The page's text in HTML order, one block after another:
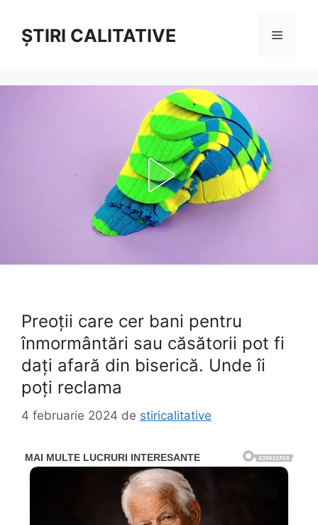
conținutȘTIRI CALITATIVE Meniu
Preoții care cer bani pentru
înmormântări sau căsătorii pot fi
dați afară din biserică. Unde îi
poți reclama
4 februarie 2024 de stiricalitative